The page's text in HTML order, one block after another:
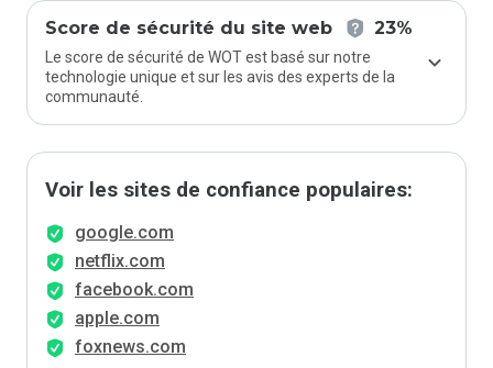
Score de sécurité du site web 23%
Le score de sécurité de WOT est basé sur notre
technologie unique et sur les avis des experts de la
communauté.
Voir les sites de confiance populaires:
google.com
netflix.com
facebook.com
apple.com
foxnews.com